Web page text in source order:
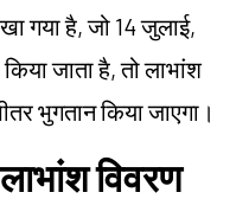
गया है, जो 14 जुलाई,
जाता है, तो लाभांश
भुगतान किया जाएगा।
विवरण